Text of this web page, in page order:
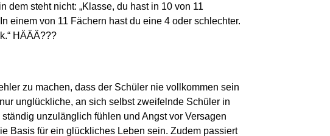
dem steht nicht: „Klasse, du hast in 10 von 11
einem von 11 Fächern hast du eine 4 oder schlechter.
HÄÄÄ???
zu machen, dass der Schüler nie vollkommen sein
unglückliche, an sich selbst zweifelnde Schüler in
unzulänglich fühlen und Angst vor Versagen
Basis für ein glückliches Leben sein. Zudem passiert